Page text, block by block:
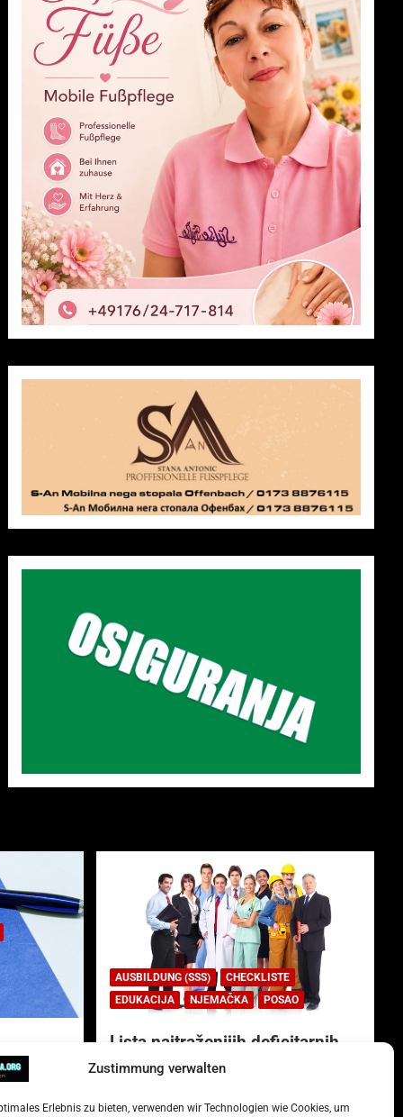
Zustimmung verwalten
Erlebnis zu bieten, verwenden wir Technologien wie Cookies, um
AUSBILDUNG (SSS)
CHECKLISTE
EDUKACIJA
NJEMAČKA POSAO
Lista najtraženijih deficitarnih
zanimanja u Njemačkoj.